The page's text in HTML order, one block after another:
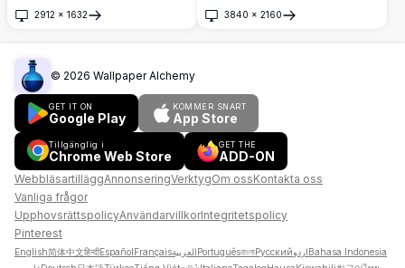
fjärilar, magiska gnistor och en månens
skönhet.
2912 × 1632
Öppna
livliga detaljer är denna högupplösta bild
3840 × 2160
Öppna
© 2026 Wallpaper Alchemy
GET IT ON
Google Play
KOMMER SNART
App Store
Tillgänglig i
Chrome Web Store
GET THE
ADD-ON
WebbläsartilläggAnnonseringVerktygOm ossKontakta oss
Vanliga frågor
UpphovsrättspolicyAnvändarvillkorIntegritetspolicy
Pinterest
English简体中文हिन्दीEspañolFrançaisالعربيةPortuguêsবাংলাРусскийاردوBahasa Indonesia